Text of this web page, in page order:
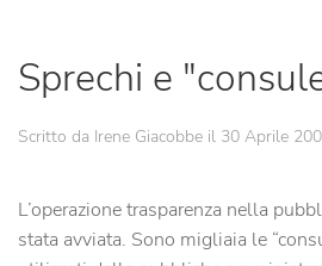
Sprechi e
Scritto da Irene Giacobbe il 30 Aprile
L’operazione trasparenza nella
stata avviata. Sono migliaia le